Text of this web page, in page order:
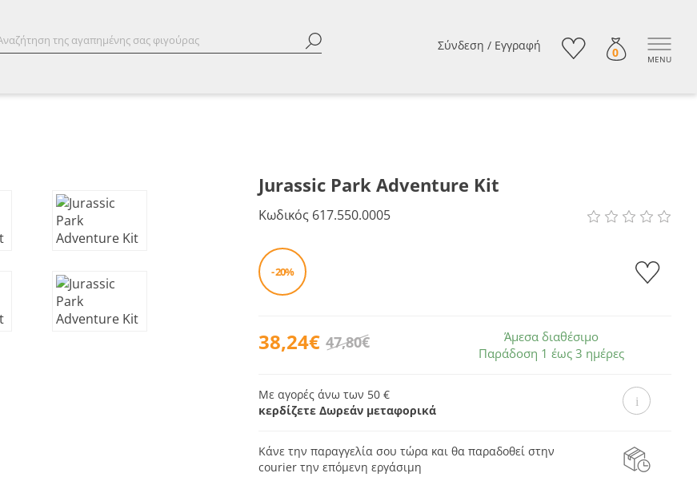
Σύνδεση / Εγγραφή 0 MENU
Jurassic Park Adventure Kit
Κωδικός 617.550.0005
- 20%
38,24€ 47,80€
Άμεσα διαθέσιμο
Παράδοση 1 έως 3 ημέρες
Με αγορές άνω των 50 €
κερδίζετε Δωρεάν μεταφορικά
Κάνε την παραγγελία σου τώρα και θα παραδοθεί στην
courier την επόμενη εργάσιμη